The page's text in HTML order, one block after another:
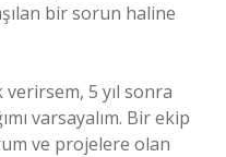
bir sorun haline
5 yıl sonra
varsayalım. Bir ekip
ve projelere olan